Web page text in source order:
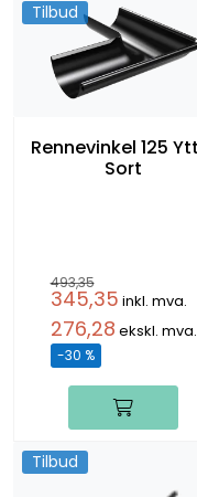
Tilbud
Rennevinkel 125 Ytter
Sort
493,35
345,35 inkl. mva.
276,28 ekskl. mva.
-30 %
Tilbud